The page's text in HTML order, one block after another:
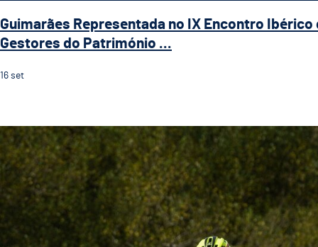
Guimarães Representada no IX Encontro Ibérico
Gestores do Património ...
16 set
Guimarães recebe a 5.ª etapa do 33.º Grande